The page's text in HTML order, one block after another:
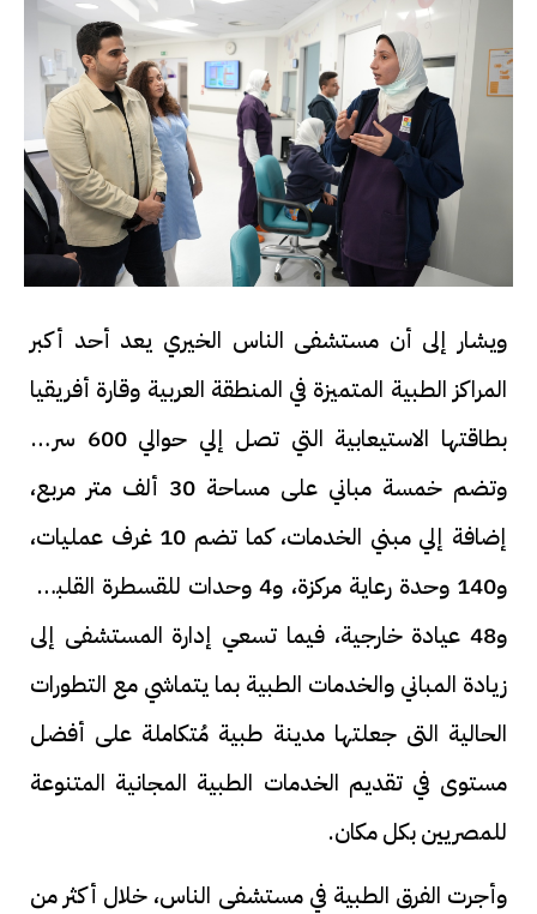
ويشار إلى أن مستشفى الناس الخيري يعد أحد أكبر
المراكز الطبية المتميزة في المنطقة العربية وقارة أفريقيا
بطاقتها الاستيعابية التي تصل إلي حوالي 600 سرير،
وتضم خمسة مباني على مساحة 30 ألف متر مربع،
إضافة إلي مبني الخدمات، كما تضم 10 غرف عمليات،
و140 وحدة رعاية مركزة، و4 وحدات للقسطرة القلبية،
و48 عيادة خارجية، فيما تسعي إدارة المستشفى إلى
زيادة المباني والخدمات الطبية بما يتماشي مع التطورات
الحالية التى جعلتها مدينة طبية مُتكاملة على أفضل
مستوى في تقديم الخدمات الطبية المجانية المتنوعة
للمصريين بكل مكان.
وأجرت الفرق الطبية في مستشفى الناس، خلال أكثر من